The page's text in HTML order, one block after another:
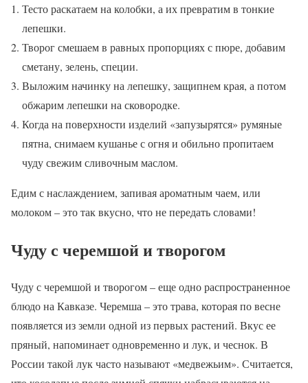
Тесто раскатаем на колобки, а их превратим в тонкие
лепешки.
Творог смешаем в равных пропорциях с пюре, добавим
сметану, зелень, специи.
Выложим начинку на лепешку, защипнем края, а потом
обжарим лепешки на сковородке.
Когда на поверхности изделий «запузырятся» румяные
пятна, снимаем кушанье с огня и обильно пропитаем
чуду свежим сливочным маслом.
Едим с наслаждением, запивая ароматным чаем, или
молоком – это так вкусно, что не передать словами!
Чуду с черемшой и творогом
Чуду с черемшой и творогом – еще одно распространенное
блюдо на Кавказе. Черемша – это трава, которая по весне
появляется из земли одной из первых растений. Вкус ее
пряный, напоминает одновременно и лук, и чеснок. В
России такой лук часто называют «медвежьим». Считается,